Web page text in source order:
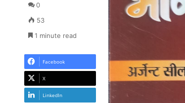
0
53
1 minute read
Facebook
X
LinkedIn